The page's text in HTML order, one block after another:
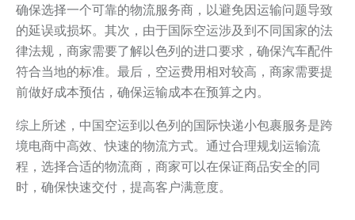
确保选择一个可靠的物流服务商，以避免因运输问题导致
的延误或损坏。其次，由于国际空运涉及到不同国家的法
律法规，商家需要了解以色列的进口要求，确保汽车配件
符合当地的标准。最后，空运费用相对较高，商家需要提
前做好成本预估，确保运输成本在预算之内。
综上所述，中国空运到以色列的国际快递小包裹服务是跨
境电商中高效、快速的物流方式。通过合理规划运输流
程，选择合适的物流商，商家可以在保证商品安全的同
时，确保快速交付，提高客户满意度。